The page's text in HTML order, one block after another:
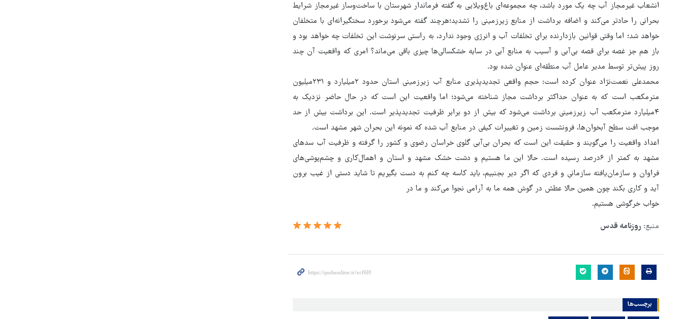
انشعاب غیرمجاز آب چه یک مورد باشد، چه مجموعه‌ای باغ‌ویلایی به گفته فرماندار شهرستان با ساخت‌وساز غیرمجاز شرایط
بحرانی را حادتر می‌کند و اضافه برداشت از منابع زیرزمینی را تشدید؛هرچند گفته می‌شود برخورد سختگیرانه‌ای با متخلفان
خواهد شد؛ اما وقتی قوانین بازدارنده برای تخلفات آب و انرژی وجود ندارد، به راستی سرنوشت این تخلفات چه خواهد بود و
باز هم جز غصه برای قصه بی‌آبی و آسیب به منابع آبی در سایه خشکسالی‌ها چیزی باقی می‌ماند؟ امری که واقعیت آن چند
روز پیش‌تر توسط مدیر عامل آب منطقه‌ای عنوان شده بود.
محمدعلی نعمت‌نژاد عنوان کرده است: حجم واقعی تجدیدپذیری منابع آب زیرزمینی استان حدود ۲میلیارد و ۲۳۱میلیون
مترمکعب است که به عنوان حداکثر برداشت مجاز شناخته می‌شود؛ اما واقعیت این است که در حال حاضر نزدیک به
۴میلیارد مترمکعب آب زیرزمینی برداشت می‌شود که بیش از دو برابر ظرفیت تجدیدپذیر است. این برداشت بیش از حد
موجب افت سطح آبخوان‌ها، فرونشست زمین و تغییرات کیفی در منابع آب شده که نمونه این بحران شهر مشهد است.
اعداد واقعیت را می‌گویند و حقیقت این است که بحران بی‌آبی گلوی خراسان رضوی و کشور را گرفته و ظرفیت آب سدهای
مشهد به کمتر از ۶درصد رسیده است. حالا این ما هستیم و دشت خشک مشهد و استان و اهمال‌کاری و چشم‌پوشی‌های
فراوان و سازمان‌یافته سازمانی و فردی که اگر دیر بجنبیم، باید کاسه چه کنم به دست بگیریم تا شاید دستی از غیب برون
آید و کاری بکند چون همین حالا عطش در گوش همه ما به آرامی نجوا می‌کند و ما در
خواب خرگوشی هستیم.
منبع: روزنامه قدس
برچسب‌ها